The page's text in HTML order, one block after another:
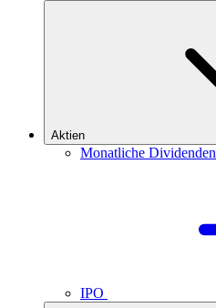
Aktien
Monatliche Dividenden
IPO